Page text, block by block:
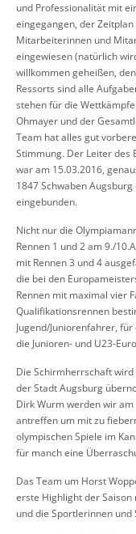
und Professionalität mit
eingegangen, der
Mitarbeiterinnen und
eingewiesen (natürlich
willkommen geheißen,
Ressorts sind alle
stehen für die
Ohmayer und der
Team hat alles gut
Stimmung. Der Leiter des
war am 15.03.2016,
1847 Schwaben
eingebunden.
Nicht nur die
Rennen 1 und 2 am 9./
mit Rennen 3 und 4
die bei den
Rennen mit maximal vier
Qualifikationsrennen
Jugend/Juniorenfahrer,
die Junioren- und U23-
Die Schirmherrschaft
der Stadt Augsburg
Dirk Wurm werden wir
antreffen um mit zu
olympischen Spiele im
für manch eine
Das Team um Horst
erste Highlight der
und die Sportlerinnen